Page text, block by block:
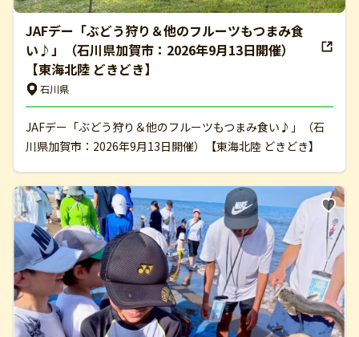
JAFデー「ぶどう狩り＆他のフルーツもつまみ食
い♪」（石川県加賀市：2026年9月13日開催）
【東海北陸 どきどき】
石川県
JAFデー「ぶどう狩り＆他のフルーツもつまみ食い♪」（石
川県加賀市：2026年9月13日開催）【東海北陸 どきどき】